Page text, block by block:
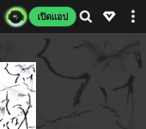
เปิดแอป